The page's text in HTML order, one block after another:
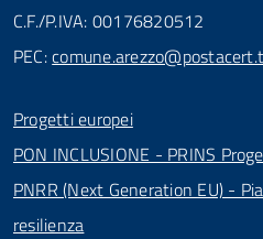
C.F./P.IVA: 00176820512
PEC:
Progetti europei
PON INCLUSIONE - PRINS
PNRR (Next Generation EU) -
resilienza